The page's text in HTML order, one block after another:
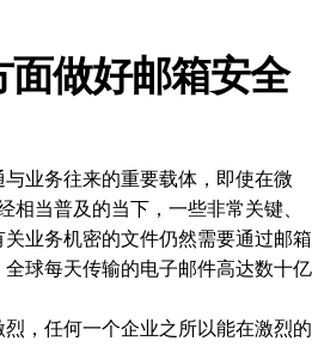
面做好邮箱安全
业务往来的重要载体，即使在微
相当普及的当下，一些非常关键、
业务机密的文件仍然需要通过邮箱
球每天传输的电子邮件高达数十亿
任何一个企业之所以能在激烈的